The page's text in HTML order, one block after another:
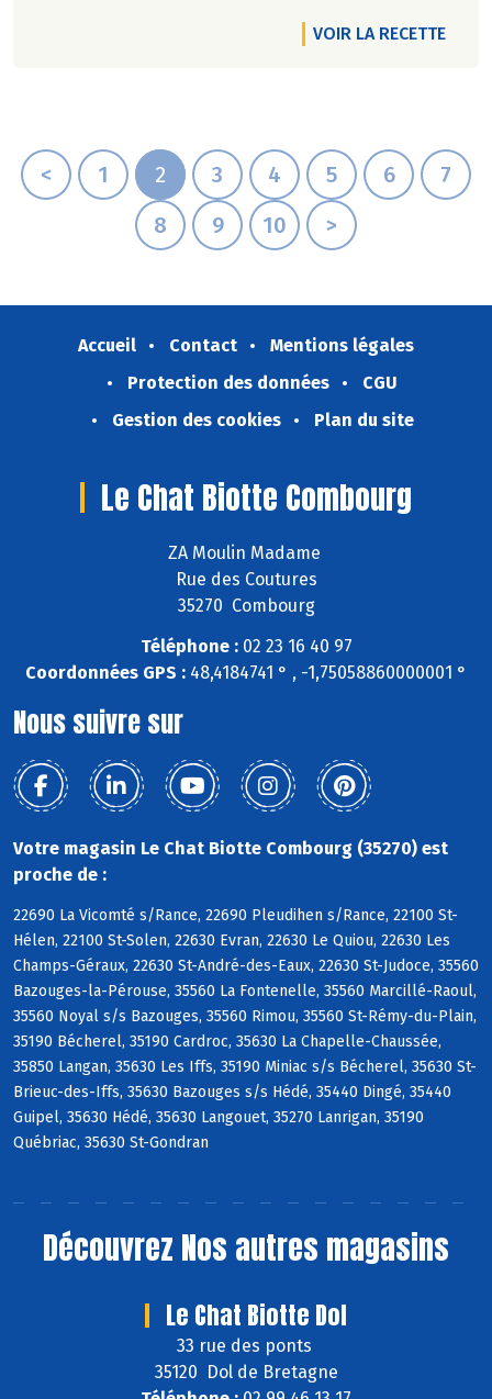
VOIR LA RECETTE
< 1 2 3 4 5 6
7
8
9 10 >
Accueil Contact
Mentions légales
Protection des données
CGU
Gestion des cookies
Plan du site
Le Chat Biotte Combourg
ZA Moulin Madame
Rue des Coutures
35270 Combourg
Téléphone :02 23 16 40 97
Coordonnées GPS : 48,4184741 ° , -1,75058860000001 °
Nous suivre sur
Votre magasin Le Chat Biotte Combourg (35270) est
proche de :
22690 La Vicomté s/Rance, 22690 Pleudihen s/Rance, 22100 St-
Hélen, 22100 St-Solen, 22630 Evran, 22630 Le Quiou, 22630 Les
Champs-Géraux, 22630 St-André-des-Eaux, 22630 St-Judoce, 35560
Bazouges-la-Pérouse, 35560 La Fontenelle, 35560 Marcillé-Raoul,
35560 Noyal s/s Bazouges, 35560 Rimou, 35560 St-Rémy-du-Plain,
35190 Bécherel, 35190 Cardroc, 35630 La Chapelle-Chaussée,
35850 Langan, 35630 Les Iffs, 35190 Miniac s/s Bécherel, 35630 St-
Brieuc-des-Iffs, 35630 Bazouges s/s Hédé, 35440 Dingé, 35440
Guipel, 35630 Hédé, 35630 Langouet, 35270 Lanrigan, 35190
Québriac, 35630 St-Gondran
Découvrez Nos autres magasins
Le Chat Biotte Dol
33 rue des ponts
35120 Dol de Bretagne